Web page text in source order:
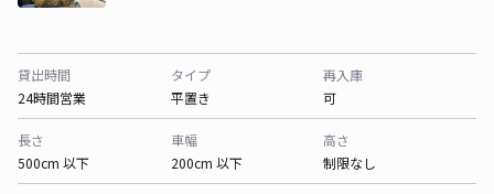
貸出時間
24時間営業
タイプ
平置き
再入庫
可
長さ
500cm 以下
車幅
200cm 以下
高さ
制限なし